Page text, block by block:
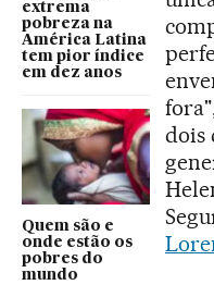
extrema
pobreza na
América Latina
tem pior índice
em dez anos
Quem são e
onde estão os
pobres do
mundo
dois